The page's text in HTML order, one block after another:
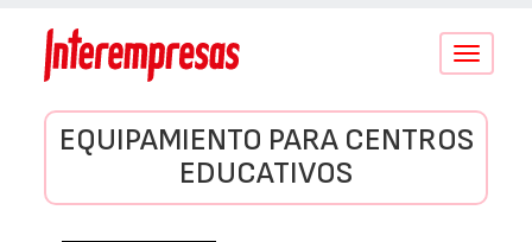
Conmutar
EQUIPAMIENTO PARA CENTROS
EDUCATIVOS